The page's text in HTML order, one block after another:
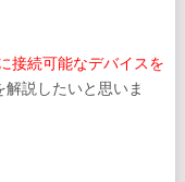
接続可能なデバイスを
説したいと思いま